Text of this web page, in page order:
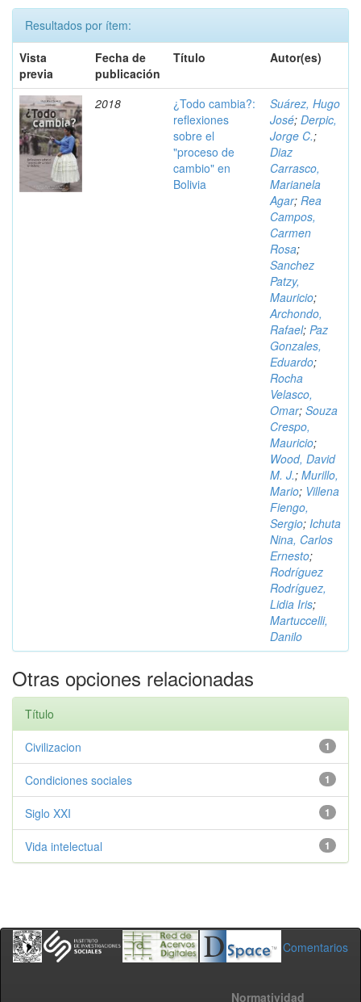
Resultados por ítem:
Vista
previa
Fecha de
publicación
Título Autor(es)
2018
¿Todo cambia?:
reflexiones
sobre el
"proceso de
cambio" en
Bolivia
Suárez, Hugo
José; Derpic,
Jorge C.;
Diaz
Carrasco,
Marianela
Agar; Rea
Campos,
Carmen
Rosa;
Sanchez
Patzy,
Mauricio;
Archondo,
Rafael; Paz
Gonzales,
Eduardo;
Rocha
Velasco,
Omar; Souza
Crespo,
Mauricio;
Wood, David
M. J.; Murillo,
Mario; Villena
Fiengo,
Sergio; Ichuta
Nina, Carlos
Ernesto;
Rodríguez
Rodríguez,
Lidia Iris;
Martuccelli,
Danilo
Otras opciones relacionadas
Título
1
Civilizacion
1
Condiciones sociales
1
Siglo XXI
1
Vida intelectual
Comentarios
Normatividad